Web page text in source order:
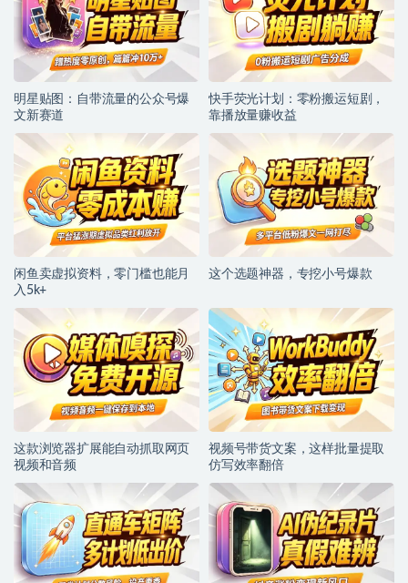
明星贴图：自带流量的公众号爆
文新赛道
快手荧光计划：零粉搬运短剧，
靠播放量赚收益
闲鱼卖虚拟资料，零门槛也能月
入5k+
这个选题神器，专挖小号爆款
这款浏览器扩展能自动抓取网页
视频和音频
视频号带货文案，这样批量提取
仿写效率翻倍